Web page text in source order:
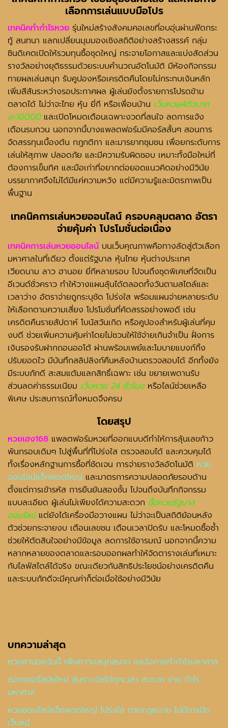
เลือกการเล่นแบบมือโปร
เทคนิคทำกำไรหวย รุ่นใหม่สร้างสังคมคอเลขที่อบอุ่นผ่านฟีดกระ
ทู้ สนทนา แลกเปลี่ยนมุมมองเชิงสถิติอย่างสร้างสรรค์ กลุ่ม
ซินดิเคตเปิดให้รวมทุนซื้อชุดใหญ่ กระจายโอกาสและแบ่งสัดส่วน
รางวัลอย่างยุติธรรมด้วยระบบคำนวณอัตโนมัติ มีห้องกิจกรรม
ทายผลเล่นสนุก รับคูปองหรือเครดิตคืนโดยไม่กระทบเงินหลัก
เพิ่มสีสันระหว่างรอประกาศผล ผู้เล่นยังตั้งรายการโปรดข้าม
ตลาดได้ ไม่ว่าจะไทย หุ้น ยี่กี หรือเพื่อนบ้าน เว็บหวย4ตัวบาท
ละ10000 และเปิดโหมดเตือนเฉพาะงวดที่สนใจ ลดการแจ้ง
เตือนรบกวน นอกจากนี้บางแพลตฟอร์มมีคอร์สสั้นๆ สอนการ
จัดสรรทุนเบื้องต้น กฎกติกา และมารยาทชุมชน เพื่อยกระดับการ
เล่นให้สุภาพ ปลอดภัย และมีความรับผิดชอบ เหมาะทั้งมือใหม่ที่
ต้องการเข็มทิศ และมือเก่าที่อยากต่อยอดแนวคิดอย่างมีวินัย
บรรยากาศจึงไม่ได้มีแค่ความหวัง แต่มีความรู้และมิตรภาพเป็น
พื้นฐาน
เทคนิคการเล่นหวยออนไลน์ ครอบคลุมตลาด อัตรา
จ่ายคุ้มค่า โปรโมชั่นต่อเนื่อง
เทคนิคการเล่นหวยออนไลน์ บนเว็บคุณภาพคือทางลัดสู่ตัวเลือก
มหาศาลในที่เดียว ตั้งแต่รัฐบาล หุ้นไทย หุ้นต่างประเทศ
เวียดนาม ลาว ฮานอย ยี่กีหลายรอบ ไปจนถึงชุดพิเศษที่จัดเป็น
อีเวนต์ชั่วคราว ทำให้วางแผนลุ้นได้ตลอดทั้งวันตามสไตล์และ
เวลาว่าง อัตราจ่ายถูกระบุชัด โปร่งใส พร้อมแผนจ่ายหลายระดับ
ให้เลือกตามความเสี่ยง โปรโมชั่นที่คัดสรรอย่างพอดี เช่น
เครดิตคืนรายสัปดาห์ โบนัสวันเกิด หรือคูปองสำหรับผู้เล่นที่คุม
งบดี ช่วยเพิ่มความคุ้มค่าโดยไม่ชวนให้ใช้จ่ายเกินจำเป็น ฝั่งการ
เงินรองรับฝากถอนออโต้ ผ่านพร้อมเพย์และโมบายแบงก์กิ้ง
ปรับยอดไว มีบันทึกสลิปลิงก์คืนหลังบ้านตรวจสอบได้ อีกทั้งยัง
มีระบบภักดี สะสมแต้มแลกสิทธิ์เฉพาะ เช่น ขยายเพดานรับ
ส่วนลดค่าธรรมเนียม เว็บหวย 24 ชั่วโมง หรือไลน์ช่วยเหลือ
พิเศษ ประสบการณ์ทั้งหมดจึงครบ
โดยสรุป
หวยเฮง168 แพลตฟอร์มหวยที่ออกแบบดีทำให้การลุ้นเลขก้าว
พ้นกรอบเดิมๆ ไปสู่พื้นที่ที่โปร่งใส ตรวจสอบได้ และควบคุมได้
ทั้งเรื่องหลักฐานการซื้อที่ชัดเจน การจ่ายรางวัลอัตโนมัติ หวย
ออนไลน์แจ็กพอตใหญ่ และมาตรการความปลอดภัยรอบด้าน
ตั้งแต่การเข้ารหัส การยืนยันสองชั้น ไปจนถึงบันทึกกิจกรรม
แบบละเอียด ผู้เล่นไม่เพียงได้ความสะดวก ซื้อหวยรัฐบาล
ออนไลน์แต่ยังได้เครื่องมือวางแผน ไม่ว่าจะเป็นสถิติย้อนหลัง
ตัวช่วยกระจายงบ เตือนเลขชน เตือนเวลาปิดรับ และโหมดซื้อซ้ำ
ช่วยให้ตัดสินใจอย่างมีข้อมูล ลดการใช้อารมณ์ นอกจากนี้ความ
หลากหลายของตลาดและรอบออกผลทำให้จัดตารางเล่นที่เหมาะ
กับไลฟ์สไตล์ได้จริง ขณะเดียวกันสิทธิประโยชน์อย่างเครดิตคืน
และระบบภักดีจะมีคุณค่าก็ต่อเมื่อใช้อย่างมีวินัย
บทความล่าสุด
หวยฮานอยวันนี้ เพิ่มความสนุกสนาน และโอกาสทำกำไรมหาศาล
ลอตเตอรี่สมัยใหม่ ลุ้นรางวัลได้ทุกเวลา สะดวก ง่าย กำไร
มหาศาล
หวยออนไลน์แจ็กพอตใหญ่ โปร่งใส ตามกฎหมาย ไม่มีการปิด
เว็บหนี